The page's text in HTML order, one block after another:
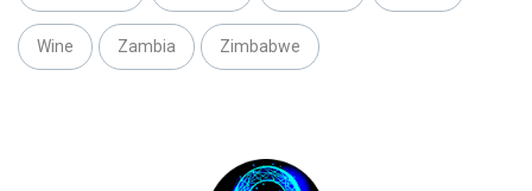
Wine Zambia Zimbabwe